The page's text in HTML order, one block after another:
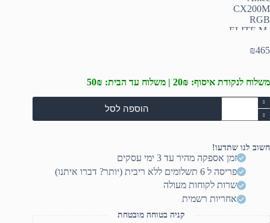
₪465
משלוח לנקודת איסוף: 20₪ | משלוח עד הבית: 50₪
כמות
של
מארז
CX200M
5X120mm
הוספה לסל
חשוב לנו שתדעו!
זמן אספקה מהיר עד 3 ימי עסקים
פריסה ל 6 תשלומים ללא ריבית (יותר? דברו איתנו)
שרות לקוחות מעולה
אחריות רשמית
קניה בטוחה מובטחת